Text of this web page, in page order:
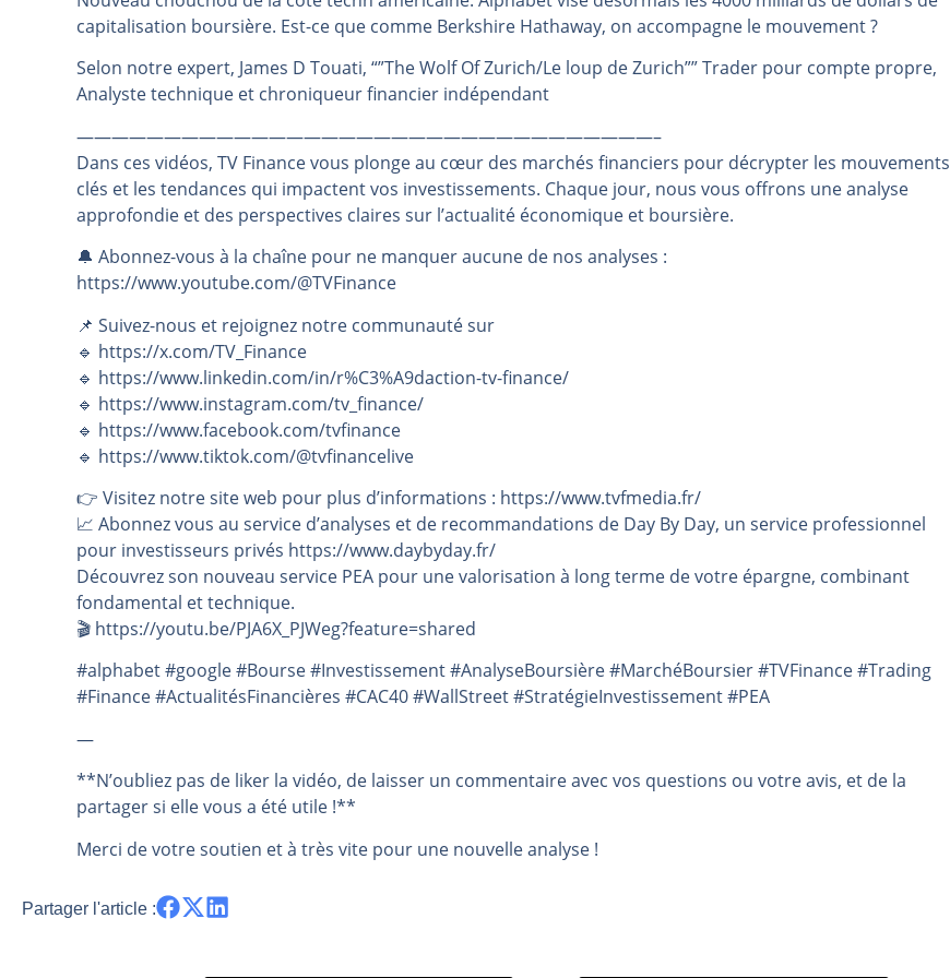
Pourquoi 6 guerres explosent en même temps cette semaine | par Louis-Antoine Michelet
Les investisseurs y croient toujours | Point Stratégique Hebdomadaire – Éric Galiègue
Une inertie haussière qui ralentit | Antoine Quesada – Chrono CAC
WTI : Explosion mais réserves au plus bas | Denis Desclos – Market Movers
capitalisation boursière. Est-ce que comme Berkshire Hathaway, on accompagne le mouvement ?
Selon notre expert, James D Touati, “”The Wolf Of Zurich/Le loup de Zurich”” Trader pour compte propre,
Analyste technique et chroniqueur financier indépendant
—————————————————————————————————–
Dans ces vidéos, TV Finance vous plonge au cœur des marchés financiers pour décrypter les mouvements
clés et les tendances qui impactent vos investissements. Chaque jour, nous vous offrons une analyse
approfondie et des perspectives claires sur l’actualité économique et boursière.
🔔 Abonnez-vous à la chaîne pour ne manquer aucune de nos analyses :
https://www.youtube.com/@TVFinance
📌 Suivez-nous et rejoignez notre communauté sur
🔹 https://x.com/TV_Finance
🔹 https://www.linkedin.com/in/r%C3%A9daction-tv-finance/
🔹 https://www.instagram.com/tv_finance/
🔹 https://www.facebook.com/tvfinance
🔹 https://www.tiktok.com/@tvfinancelive
👉️ Visitez notre site web pour plus d’informations : https://www.tvfmedia.fr/
📈 Abonnez vous au service d’analyses et de recommandations de Day By Day, un service professionnel
pour investisseurs privés https://www.daybyday.fr/
Découvrez son nouveau service PEA pour une valorisation à long terme de votre épargne, combinant
fondamental et technique.
🎬️ https://youtu.be/PJA6X_PJWeg?feature=shared
#alphabet #google #Bourse #Investissement #AnalyseBoursière #MarchéBoursier #TVFinance #Trading
#Finance #ActualitésFinancières #CAC40 #WallStreet #StratégieInvestissement #PEA
—
**N’oubliez pas de liker la vidéo, de laisser un commentaire avec vos questions ou votre avis, et de la
partager si elle vous a été utile !**
Merci de votre soutien et à très vite pour une nouvelle analyse !
Partager l'article :